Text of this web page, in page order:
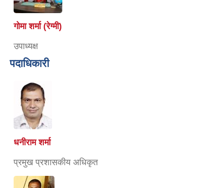
गोमा शर्मा (रेग्मी)
उपाध्यक्ष
पदाधिकारी
धनीराम शर्मा
प्रमुख प्रशासकीय अधिकृत